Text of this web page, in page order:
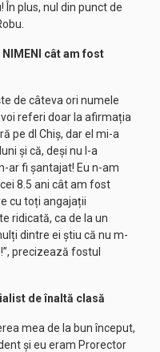
plus, nul din punct de
cât am fost
de câteva ori numele
referi doar la afirmația
pe dl Chiș, dar el mi-a
și că, deși nu l-a
ar fi șantajat! Eu n-am
8.5 ani cât am fost
cu toți angajații
ridicată, ca de la un
dintre ei știu că nu m-
precizează fostul
de înaltă clasă
mea de la bun început,
și eu eram Prorector